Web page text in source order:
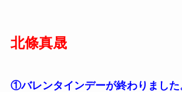
北條真晟
①バレンタインデーが終わりました